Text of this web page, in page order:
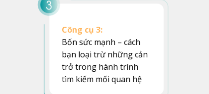
Công cụ 3:
Bốn sức mạnh – cách
bạn loại trừ những cản
trở trong hành trình
tìm kiếm mối quan hệ